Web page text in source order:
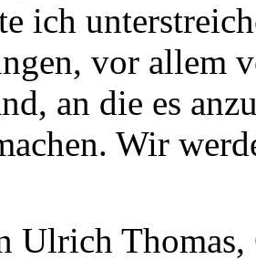
ich
vor allem
an die es
Wir
Ulrich